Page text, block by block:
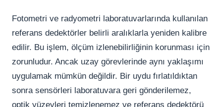
Fotometri ve radyometri laboratuvarlarında kullanılan
referans dedektörler belirli aralıklarla yeniden kalibre
edilir. Bu işlem, ölçüm izlenebilirliğinin korunması için
zorunludur. Ancak uzay görevlerinde aynı yaklaşımı
uygulamak mümkün değildir. Bir uydu fırlatıldıktan
sonra sensörleri laboratuvara geri gönderilemez,
optik yüzeyleri temizlenemez ve referans dedektörü